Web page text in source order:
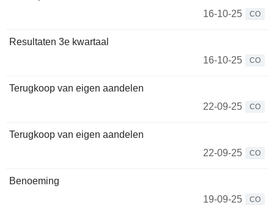
16-10-25
CO
Resultaten 3e kwartaal
16-10-25
CO
Terugkoop van eigen aandelen
22-09-25
CO
Terugkoop van eigen aandelen
22-09-25
CO
Benoeming
19-09-25
CO